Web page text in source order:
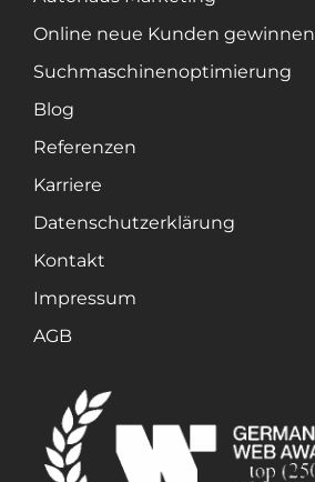
Online neue Kunden gewinnen
Suchmaschinenoptimierung
Blog
Referenzen
Karriere
Datenschutzerklärung
Kontakt
Impressum
AGB